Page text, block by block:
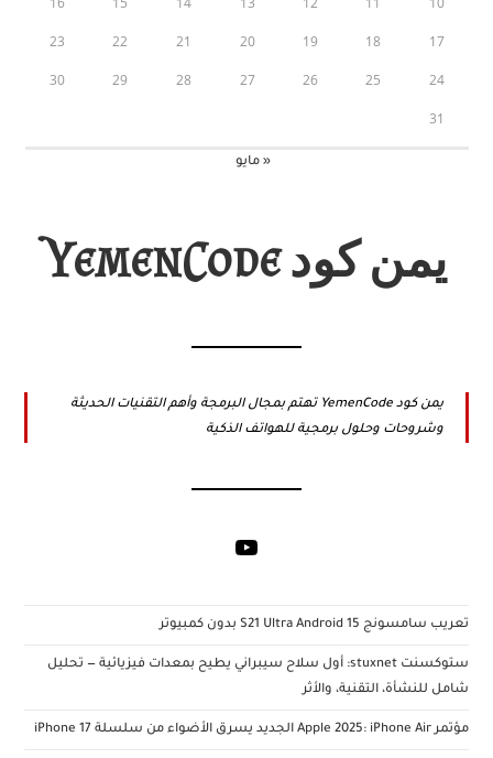
17
18
19
20
21
22
23
24
25
26
27
28
29
30
31
« مايو
يمن كود YemenCode
يمن كود YemenCode تهتم بمجال البرمجة وأهم التقنيات الحديثة
وشروحات وحلول برمجية للهواتف الذكية
YouTube
تعريب سامسونج S21 Ultra Android 15 بدون كمبيوتر
ستوكسنت stuxnet: أول سلاح سيبراني يطيح بمعدات فيزيائية — تحليل
شامل للنشأة، التقنية، والأثر
مؤتمر Apple 2025: iPhone Air الجديد يسرق الأضواء من سلسلة iPhone 17